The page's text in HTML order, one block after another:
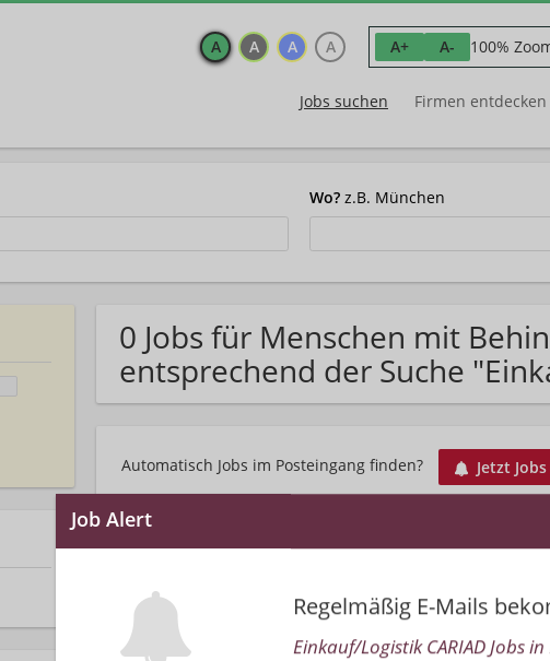
A A A A A+ A- 100%
Jobs suchen Firmen entdecken
Wo? z.B. München
0 Jobs für Menschen mit
entsprechend der Suche
Automatisch Jobs im Posteingang finden? Jetzt
Regelmäßig E-Mails
Einkauf/Logistik CARIAD Jobs